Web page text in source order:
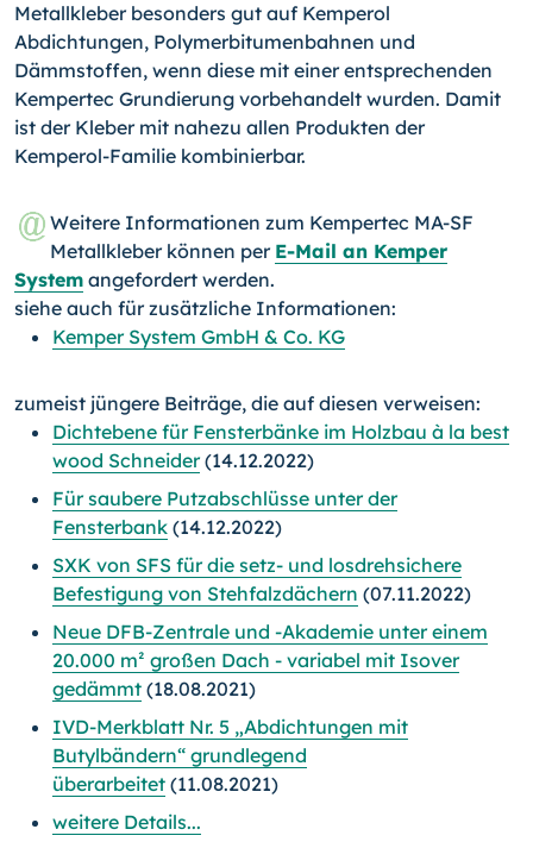
Metallkleber besonders gut auf Kemperol
Abdichtungen, Polymerbitumenbahnen und
Dämmstoffen, wenn diese mit einer entsprechenden
Kempertec Grundierung vorbehandelt wurden. Damit
ist der Kleber mit nahezu allen Produkten der
Kemperol-Familie kombinierbar.
Weitere Informationen zum Kempertec MA-SF
Metallkleber können per E-Mail an Kemper
System angefordert werden.
siehe auch für zusätzliche Informationen:
Kemper System GmbH & Co. KG
zumeist jüngere Beiträge, die auf diesen verweisen:
Dichtebene für Fensterbänke im Holzbau à la best
wood Schneider(14.12.2022)
Für saubere Putzabschlüsse unter der
Fensterbank (14.12.2022)
SXK von SFS für die setz- und losdrehsichere
Befestigung von Stehfalzdächern (07.11.2022)
Neue DFB-Zentrale und -Akademie unter einem
20.000 m² großen Dach - variabel mit Isover
gedämmt (18.08.2021)
IVD-Merkblatt Nr. 5 „Abdichtungen mit
Butylbändern“ grundlegend
überarbeitet (11.08.2021)
weitere Details...